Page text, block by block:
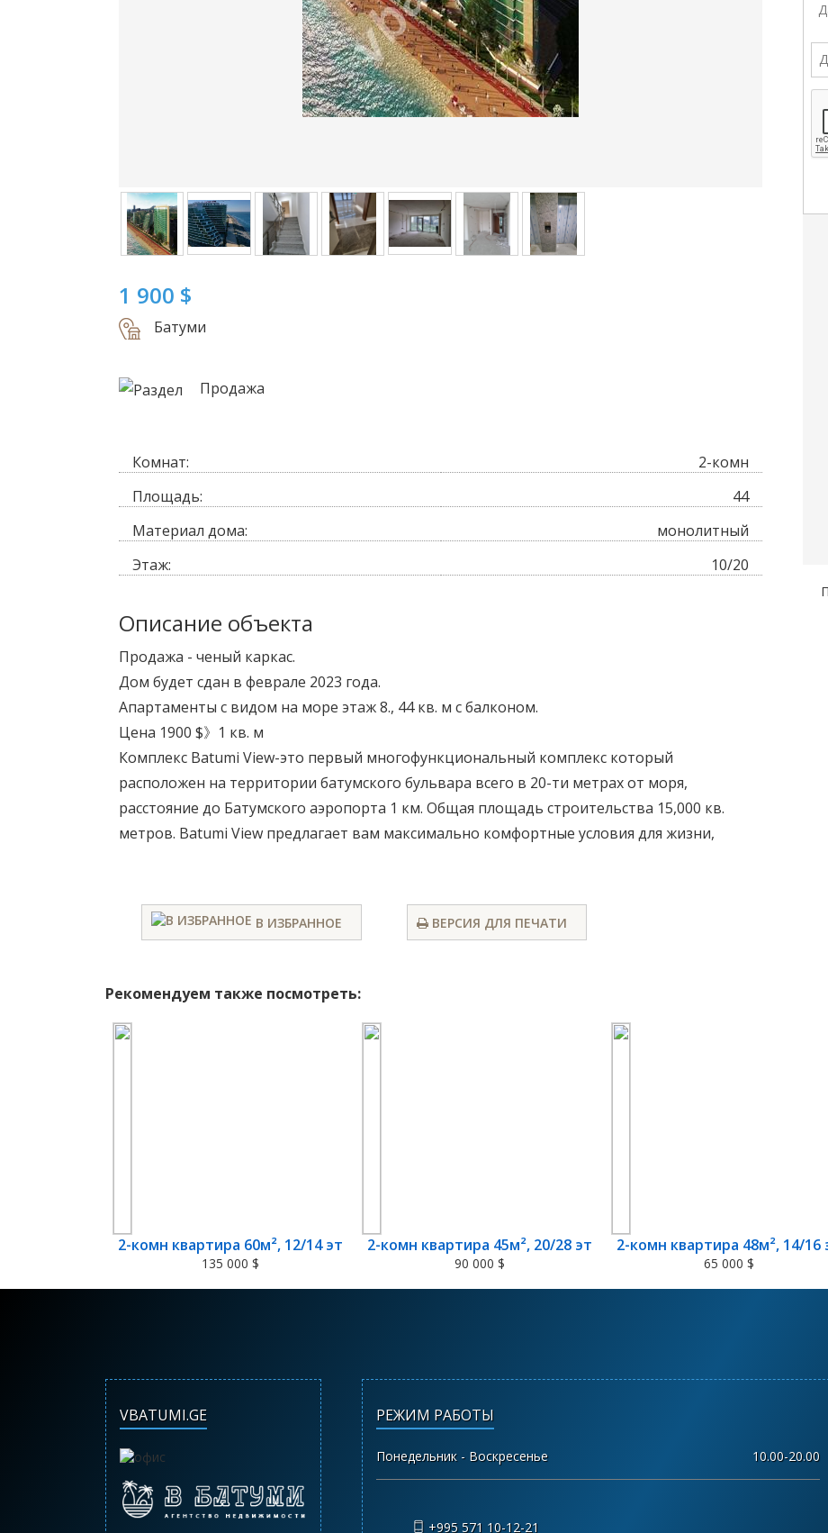
1 900 $
Батуми
Продажа
Комнат:
2-комн
Площадь:
44
Материал дома:
монолитный
Этаж:
10/20
Описание объекта
Продажа - ченый каркас.
Дом будет сдан в феврале 2023 года.
Апартаменты с видом на море этаж 8., 44 кв. м с балконом.
Цена 1900 $》1 кв. м
Комплекс Batumi View-это первый многофункциональный комплекс который
расположен на территории батумского бульвара всего в 20-ти метрах от моря,
расстояние до Батумского аэропорта 1 км. Общая площадь строительства 15,000 кв.
метров. Batumi View предлагает вам максимально комфортные условия для жизни,
В ИЗБРАННОЕ ВЕРСИЯ ДЛЯ ПЕЧАТИ
Рекомендуем также посмотреть:
2-комн квартира 60м², 12/14 эт
135 000 $
2-комн квартира 45м², 20/28 эт
90 000 $
2-комн квартира 48м², 14/16
65 000 $
VBATUMI.GE РЕЖИМ РАБОТЫ
Понедельник - Воскресенье 10.00-20.00
+995 571 10-12-21